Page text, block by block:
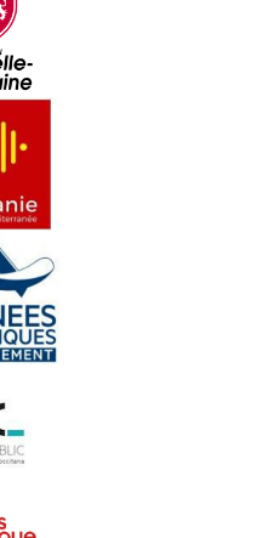
Italia
d'un hilh de Gelòs